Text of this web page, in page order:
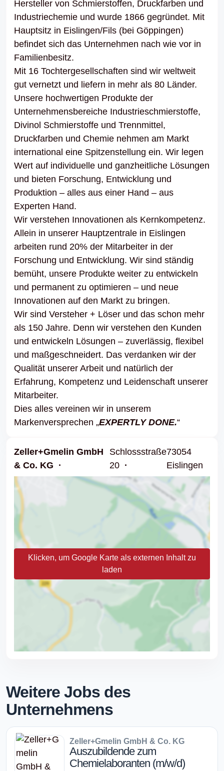
Hersteller von Schmierstoffen, Druckfarben und
Industriechemie und wurde 1866 gegründet. Mit
Hauptsitz in Eislingen/Fils (bei Göppingen)
befindet sich das Unternehmen nach wie vor in
Familienbesitz.
Mit 16 Tochtergesellschaften sind wir weltweit
gut vernetzt und liefern in mehr als 80 Länder.
Unsere hochwertigen Produkte der
Unternehmensbereiche Industrieschmierstoffe,
Divinol Schmierstoffe und Trennmittel,
Druckfarben und Chemie nehmen am Markt
international eine Spitzenstellung ein. Wir legen
Wert auf individuelle und ganzheitliche Lösungen
und bieten Forschung, Entwicklung und
Produktion – alles aus einer Hand – aus
Experten Hand.
Wir verstehen Innovationen als Kernkompetenz.
Allein in unserer Hauptzentrale in Eislingen
arbeiten rund 20% der Mitarbeiter in der
Forschung und Entwicklung. Wir sind ständig
bemüht, unsere Produkte weiter zu entwickeln
und permanent zu optimieren – und neue
Innovationen auf den Markt zu bringen.
Wir sind Versteher + Löser und das schon mehr
als 150 Jahre. Denn wir verstehen den Kunden
und entwickeln Lösungen – zuverlässig, flexibel
und maßgeschneidert. Das verdanken wir der
Qualität unserer Arbeit und natürlich der
Erfahrung, Kompetenz und Leidenschaft unserer
Mitarbeiter.
Dies alles vereinen wir in unserem
Markenversprechen „EXPERTLY DONE.“
Zeller+Gmelin GmbH
& Co. KG
Schlossstraße
20
73054
Eislingen
Klicken, um Google Karte als externen Inhalt zu
laden
Weitere Jobs des
Unternehmens
Zeller+Gmelin GmbH & Co. KG
Auszubildende zum
Chemielaboranten (m/w/d)